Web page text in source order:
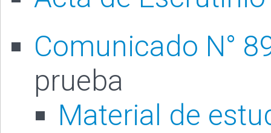
Comunicado N°
prueba
Material de